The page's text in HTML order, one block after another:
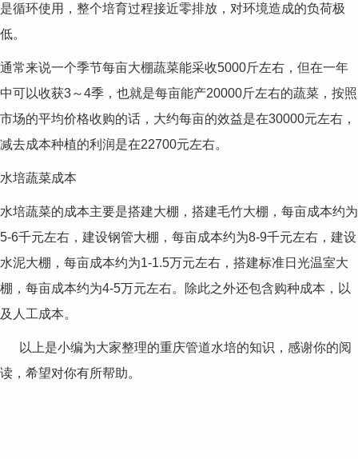
是循环使用，整个培育过程接近零排放，对环境造成的负荷极
低。
通常来说一个季节每亩大棚蔬菜能采收5000斤左右，但在一年
中可以收获3～4季，也就是每亩能产20000斤左右的蔬菜，按照
市场的平均价格收购的话，大约每亩的效益是在30000元左右，
减去成本种植的利润是在22700元左右。
水培蔬菜成本
水培蔬菜的成本主要是搭建大棚，搭建毛竹大棚，每亩成本约为
5-6千元左右，建设钢管大棚，每亩成本约为8-9千元左右，建设
水泥大棚，每亩成本约为1-1.5万元左右，搭建标准日光温室大
棚，每亩成本约为4-5万元左右。除此之外还包含购种成本，以
及人工成本。
以上是小编为大家整理的重庆管道水培的知识，感谢你的阅
读，希望对你有所帮助。